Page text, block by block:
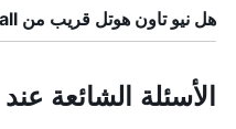
هل نيو تاون هوتل قريب من Usher Hall؟
الأسئلة الشائعة